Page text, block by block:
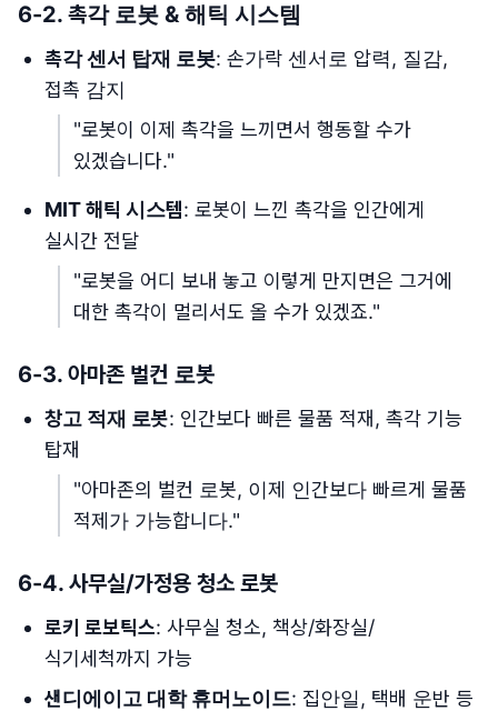
6-2. 촉각 로봇 & 해틱 시스템
촉각 센서 탑재 로봇: 손가락 센서로 압력, 질감,
접촉 감지
"로봇이 이제 촉각을 느끼면서 행동할 수가
있겠습니다."
MIT 해틱 시스템: 로봇이 느낀 촉각을 인간에게
실시간 전달
"로봇을 어디 보내 놓고 이렇게 만지면은 그거에
대한 촉각이 멀리서도 올 수가 있겠죠."
6-3. 아마존 벌컨 로봇
창고 적재 로봇: 인간보다 빠른 물품 적재, 촉각 기능
탑재
"아마존의 벌컨 로봇, 이제 인간보다 빠르게 물품
적제가 가능합니다."
6-4. 사무실/가정용 청소 로봇
로키 로보틱스: 사무실 청소, 책상/화장실/
식기세척까지 가능
샌디에이고 대학 휴머노이드: 집안일, 택배 운반 등